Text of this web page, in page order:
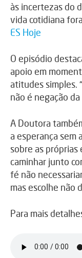
às incertezas do
vida cotidiana
ES Hoje
O episódio
apoio em
atitudes simples.
não é negação
A Doutora
a esperança sem
sobre as próprias
caminhar junto
fé não
mas escolhe não
Para mais